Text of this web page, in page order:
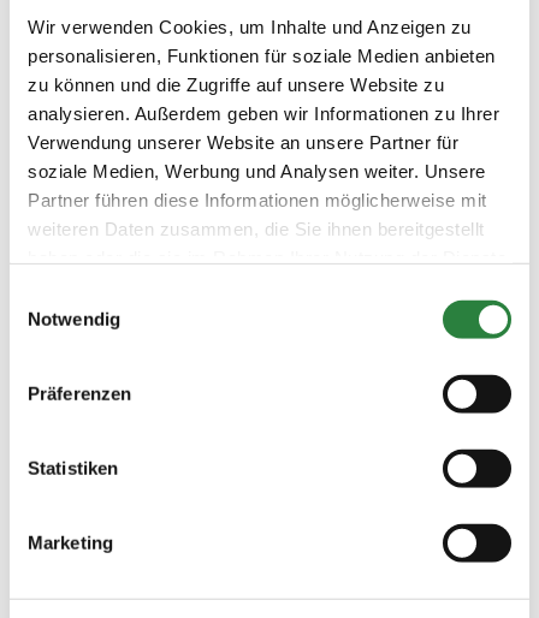
Wir verwenden Cookies, um Inhalte und Anzeigen zu
personalisieren, Funktionen für soziale Medien anbieten
zu können und die Zugriffe auf unsere Website zu
analysieren. Außerdem geben wir Informationen zu Ihrer
Verwendung unserer Website an unsere Partner für
soziale Medien, Werbung und Analysen weiter. Unsere
Partner führen diese Informationen möglicherweise mit
weiteren Daten zusammen, die Sie ihnen bereitgestellt
Notwendig
Präferenzen
Statistiken
Marketing
Geländeplatz in Warendorf. Das
Hindernis reagiert auf Druck im
„Sturzwinkel“. Dank eines ausgeklügelten
Rollensystems bewegt sich die
Tischplatte minimal (4 bis 5 cm) vorwärts
und senkt sich dabei unmittelbar ab. Der
Vorteil ist das schnelle Auslösen des
Hindernisses. Der Rückbau ist prinzipiell
und Erprobungsphase. Auf Dauer soll
In direkter Nachbarschaft des „Warendorfer
Neukonstruktionen aus der Ideenwerkstatt des
Schweden Mats Björnetun. Dessen MIM-
bereits von der FEI offiziell zugelassen und